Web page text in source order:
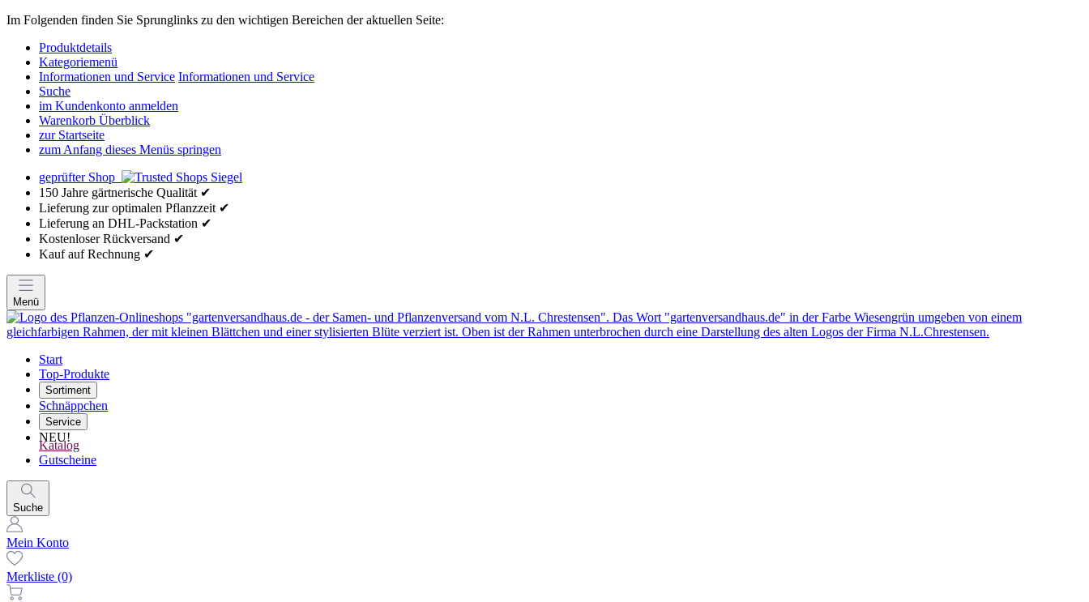
Im Folgenden finden Sie Sprunglinks zu den wichtigen Bereichen der aktuellen Seite:
Produktdetails
Kategoriemenü
Informationen und Service Informationen und Service
Suche
im Kundenkonto anmelden
Warenkorb Überblick
zur Startseite
zum Anfang dieses Menüs springen
geprüfter Shop
150 Jahre gärtnerische Qualität ✔
Lieferung zur optimalen Pflanzzeit ✔
Lieferung an DHL-Packstation ✔
Kostenloser Rückversand ✔
Kauf auf Rechnung ✔
Menü
Start
Top-Produkte
Sortiment
Schnäppchen
Service
NEU!
Katalog
Gutscheine
Suche
Mein Konto
Merkliste (0)